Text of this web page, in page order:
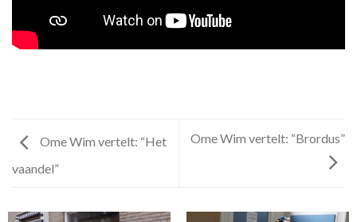
Ome Wim vertelt: “Het
vaandel”
Ome Wim vertelt: “Brordus”